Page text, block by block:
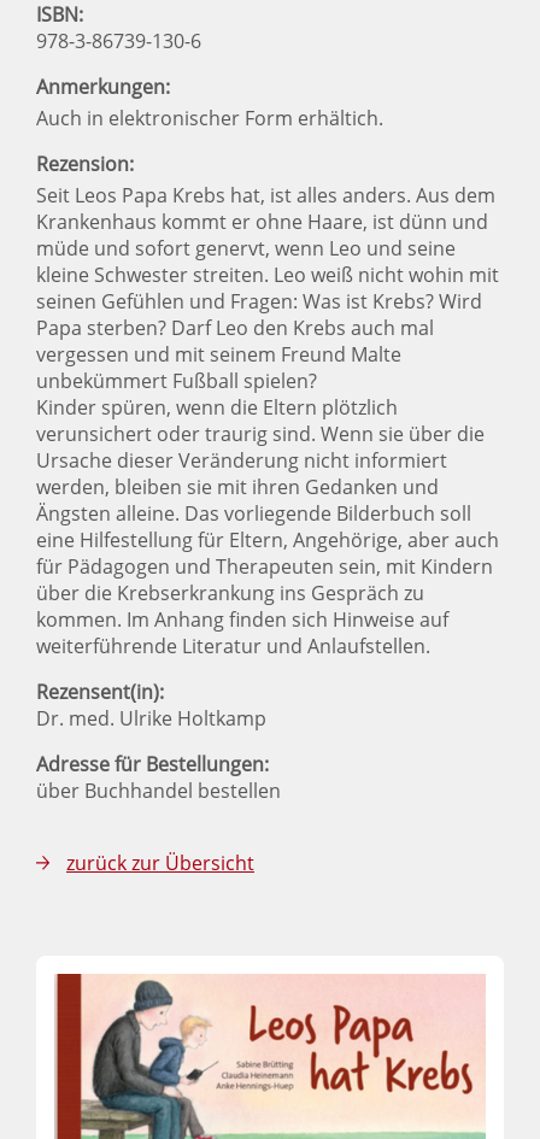
ISBN:
978-3-86739-130-6
Anmerkungen:
Auch in elektronischer Form erhältich.
Rezension:
Seit Leos Papa Krebs hat, ist alles anders. Aus dem
Krankenhaus kommt er ohne Haare, ist dünn und
müde und sofort genervt, wenn Leo und seine
kleine Schwester streiten. Leo weiß nicht wohin mit
seinen Gefühlen und Fragen: Was ist Krebs? Wird
Papa sterben? Darf Leo den Krebs auch mal
vergessen und mit seinem Freund Malte
unbekümmert Fußball spielen?
Kinder spüren, wenn die Eltern plötzlich
verunsichert oder traurig sind. Wenn sie über die
Ursache dieser Veränderung nicht informiert
werden, bleiben sie mit ihren Gedanken und
Ängsten alleine. Das vorliegende Bilderbuch soll
eine Hilfestellung für Eltern, Angehörige, aber auch
für Pädagogen und Therapeuten sein, mit Kindern
über die Krebserkrankung ins Gespräch zu
kommen. Im Anhang finden sich Hinweise auf
weiterführende Literatur und Anlaufstellen.
Rezensent(in):
Dr. med. Ulrike Holtkamp
Adresse für Bestellungen:
über Buchhandel bestellen
zurück zur Übersicht